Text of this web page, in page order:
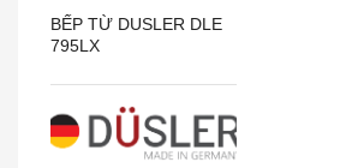
BẾP TỪ DUSLER DLE
795LX